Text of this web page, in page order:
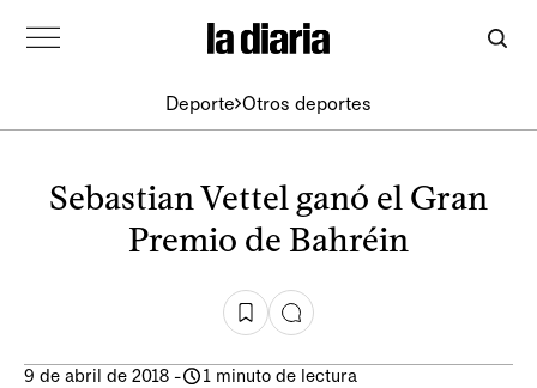
Deporte Otros deportes
Sebastian Vettel ganó el Gran
Premio de Bahréin
9 de abril de 2018 - 1 minuto de lectura